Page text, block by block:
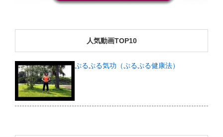
人気動画TOP10
ぷるぷる気功（ぷるぷる健康法）